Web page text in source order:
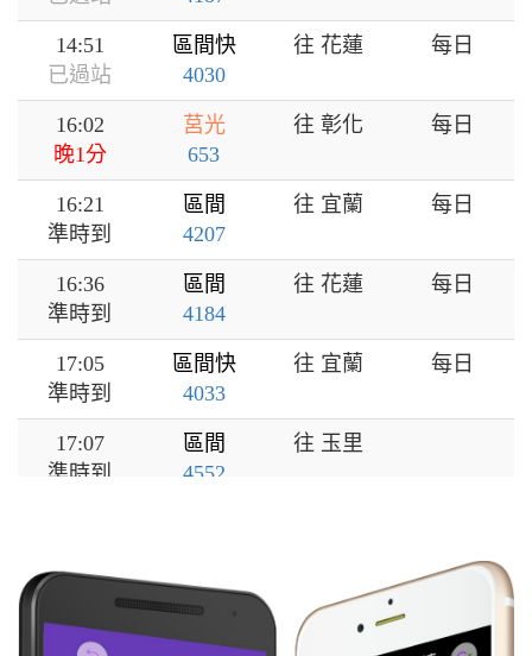
14:51
已過站
區間快
4030
往 花蓮 每日
16:02
晚1分
莒光
653
往 彰化 每日
16:21
準時到
區間
4207
往 宜蘭 每日
16:36
準時到
區間
4184
往 花蓮 每日
17:05
準時到
區間快
4033
往 宜蘭 每日
17:07
準時到
區間
4552
往 玉里
準時到
區間
往 宜蘭